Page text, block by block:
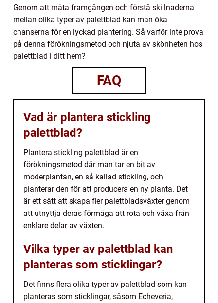
Genom att mäta framgången och förstå skillnaderna
mellan olika typer av palettblad kan man öka
chanserna för en lyckad plantering. Så varför inte prova
på denna förökningsmetod och njuta av skönheten hos
palettblad i ditt hem?
FAQ
Vad är plantera stickling
palettblad?
Plantera stickling palettblad är en
förökningsmetod där man tar en bit av
moderplantan, en så kallad stickling, och
planterar den för att producera en ny planta. Det
är ett sätt att skapa fler palettbladsväxter genom
att utnyttja deras förmåga att rota och växa från
enklare delar av växten.
Vilka typer av palettblad kan
planteras som sticklingar?
Det finns flera olika typer av palettblad som kan
planteras som sticklingar, såsom Echeveria,